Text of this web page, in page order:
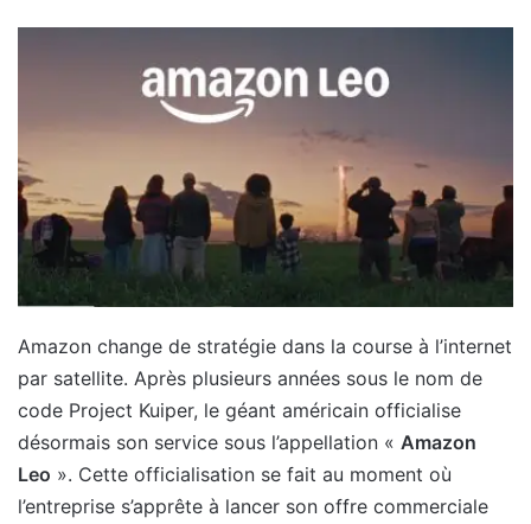
Amazon change de stratégie dans la course à l’internet
par satellite. Après plusieurs années sous le nom de
code Project Kuiper, le géant américain officialise
désormais son service sous l’appellation « Amazon
Leo ». Cette officialisation se fait au moment où
l’entreprise s’apprête à lancer son offre commerciale